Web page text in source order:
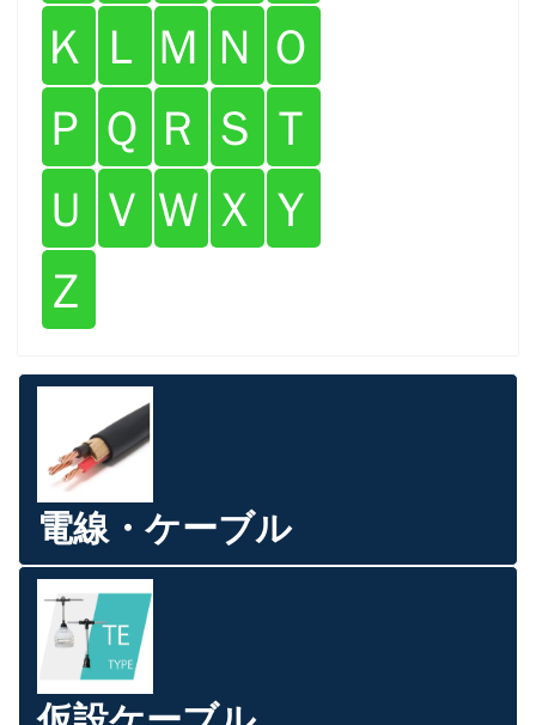
Ｋ Ｌ Ｍ Ｎ Ｏ
Ｐ Ｑ Ｒ Ｓ Ｔ
Ｕ Ｖ Ｗ Ｘ Ｙ
Ｚ
電線・ケーブル